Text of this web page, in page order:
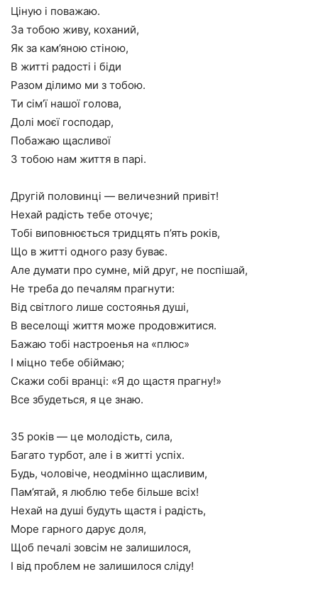
Ціную і поважаю.
За тобою живу, коханий,
Як за кам’яною стіною,
В житті радості і біди
Разом ділимо ми з тобою.
Ти сім’ї нашої голова,
Долі моєї господар,
Побажаю щасливої
З тобою нам життя в парі.
Другій половинці — величезний привіт!
Нехай радість тебе оточує;
Тобі виповнюється тридцять п’ять років,
Що в житті одного разу буває.
Але думати про сумне, мій друг, не поспішай,
Не треба до печалям прагнути:
Від світлого лише состоянья душі,
В веселощі життя може продовжитися.
Бажаю тобі настроенья на «плюс»
І міцно тебе обіймаю;
Скажи собі вранці: «Я до щастя прагну!»
Все збудеться, я це знаю.
35 років — це молодість, сила,
Багато турбот, але і в житті успіх.
Будь, чоловіче, неодмінно щасливим,
Пам’ятай, я люблю тебе більше всіх!
Нехай на душі будуть щастя і радість,
Море гарного дарує доля,
Щоб печалі зовсім не залишилося,
І від проблем не залишилося сліду!